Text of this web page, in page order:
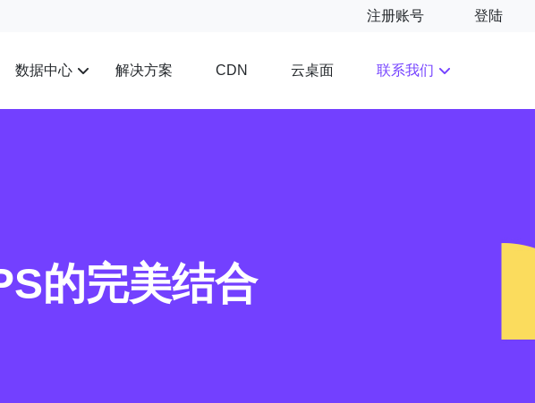
注册账号 登陆
数据中心 解决方案 CDN 云桌面 联系我们
的完美结合